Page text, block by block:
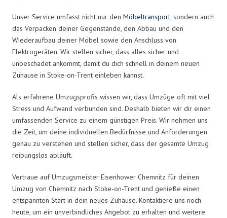
Unser Service umfasst nicht nur den Möbeltransport, sondern auch
das Verpacken deiner Gegenstände, den Abbau und den
Wiederaufbau deiner Möbel sowie den Anschluss von
Elektrogeräten. Wir stellen sicher, dass alles sicher und
unbeschadet ankommt, damit du dich schnell in deinem neuen
Zuhause in Stoke-on-Trent einleben kannst.
Als erfahrene Umzugsprofis wissen wir, dass Umzüge oft mit viel
Stress und Aufwand verbunden sind. Deshalb bieten wir dir einen
umfassenden Service zu einem günstigen Preis. Wir nehmen uns
die Zeit, um deine individuellen Bedürfnisse und Anforderungen
genau zu verstehen und stellen sicher, dass der gesamte Umzug
reibungslos abläuft.
Vertraue auf Umzugsmeister Eisenhower Chemnitz für deinen
Umzug von Chemnitz nach Stoke-on-Trent und genieße einen
entspannten Start in dein neues Zuhause. Kontaktiere uns noch
heute, um ein unverbindliches Angebot zu erhalten und weitere